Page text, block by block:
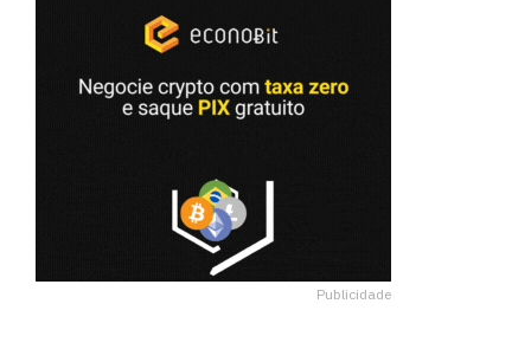
Publicidade